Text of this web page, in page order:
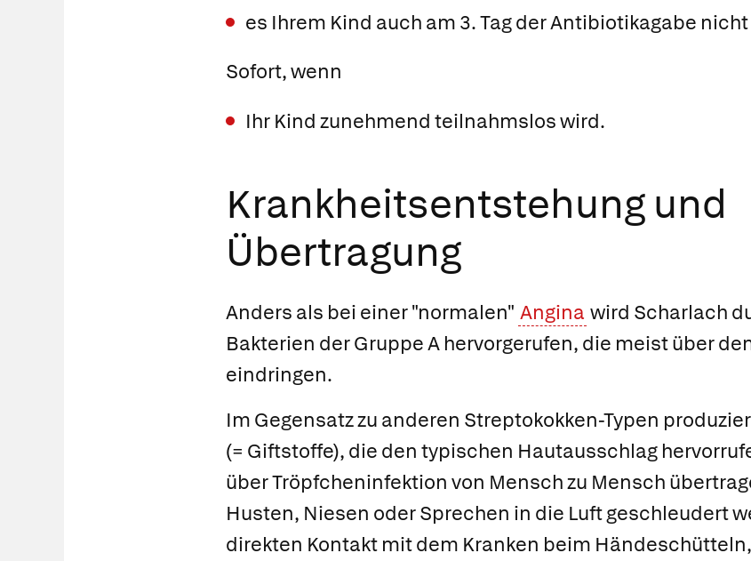
es Ihrem Kind auch am 3. Tag der Antibiotikagabe
Sofort, wenn
Ihr Kind zunehmend teilnahmslos wird.
Krankheitsentstehung und
Übertragung
Anders als bei einer "normalen" Angina wird Scharlach
Bakterien der Gruppe A hervorgerufen, die meist über
eindringen.
Im Gegensatz zu anderen Streptokokken-Typen
(= Giftstoffe), die den typischen Hautausschlag
über Tröpfcheninfektion von Mensch zu Mensch
Husten, Niesen oder Sprechen in die Luft geschleudert
direkten Kontakt mit dem Kranken beim